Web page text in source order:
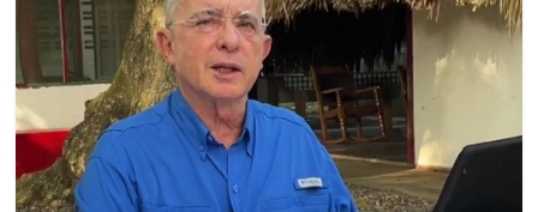
periodismo
digital
del
Politécnico
Grancolombiano